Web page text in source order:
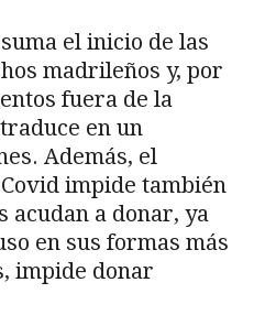
el inicio de las
madrileños y, por
fuera de la
en un
Además, el
impide también
acudan a donar, ya
en sus formas más
impide donar